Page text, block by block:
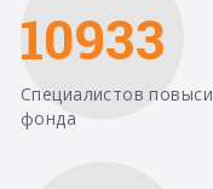
10933
Специалистов
фонда